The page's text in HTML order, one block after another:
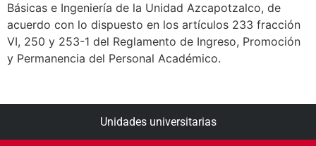
Básicas e Ingeniería de la Unidad Azcapotzalco, de
acuerdo con lo dispuesto en los artículos 233 fracción
VI, 250 y 253-1 del Reglamento de Ingreso, Promoción
y Permanencia del Personal Académico.
Unidades universitarias